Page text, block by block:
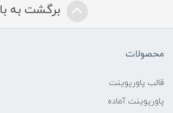
برگشت به
محصولات
قالب پاورپوینت
پاورپوینت آماده